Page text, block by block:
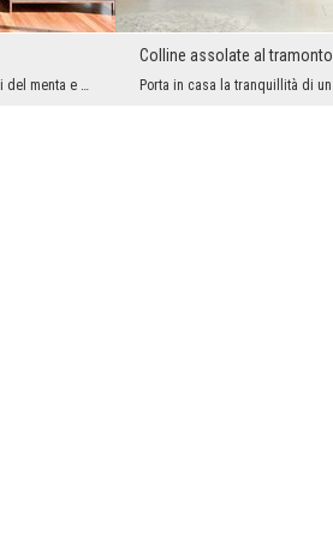
Una superficie liscia ma originale, nei toni del menta e dell’azzurro, che dona leggerezza e fres...
Colline assolate al tramonto